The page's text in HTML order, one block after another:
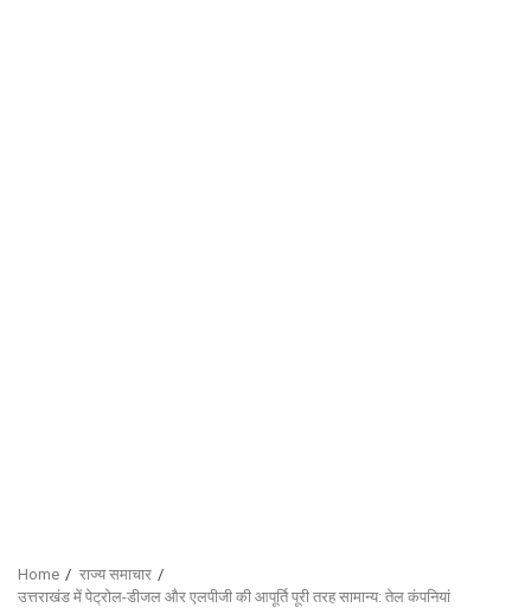
Home
राज्य समाचार
उत्तराखंड में पेट्रोल-डीजल और एलपीजी की आपूर्ति पूरी तरह सामान्य: तेल कंपनियां